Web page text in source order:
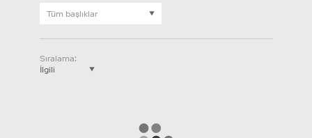
Sıralama: